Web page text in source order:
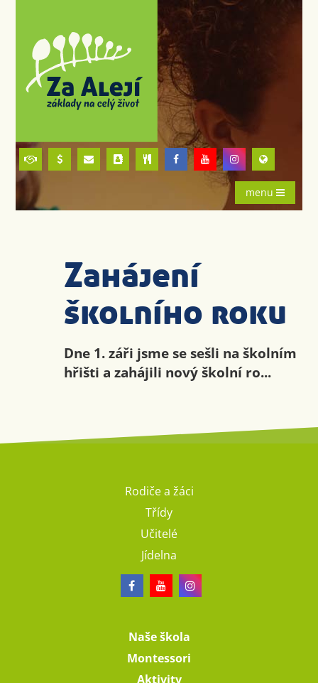
menu
Zahájení
školního roku
Dne 1. záři jsme se sešli na školním
hřišti a zahájili nový školní ro...
Rodiče a žáci
Třídy
Učitelé
Jídelna
Naše škola
Montessori
Aktivity